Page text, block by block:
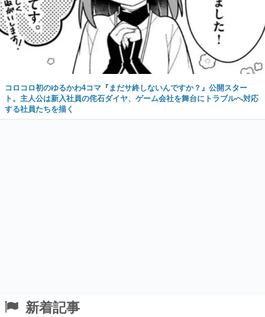
コロコロ初のゆるかわ4コマ『まだサ終しないんですか？』公開スター
ト。主人公は新入社員の侘石ダイヤ、ゲーム会社を舞台にトラブルへ対応
する社員たちを描く
新着記事